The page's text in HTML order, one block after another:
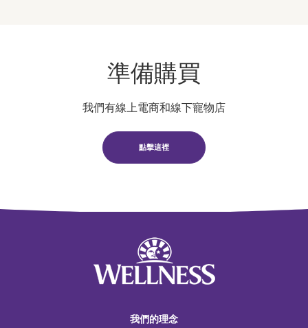
準備購買
我們有線上電商和線下寵物店
點擊這裡
我們的理念